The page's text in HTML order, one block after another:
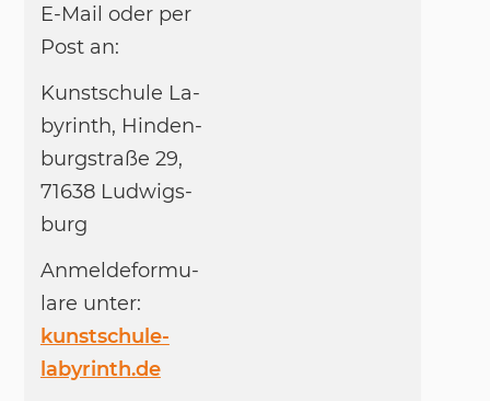
E-Mail oder per
Post an:
Kunst­schu­le La­
by­rinth, Hin­den­
burg­straße 29,
71638 Lud­wigs­
burg
An­mel­de­for­mu­
la­re un­ter:
kunstschule-
labyrinth.de